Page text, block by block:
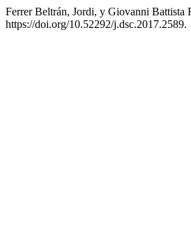
Ferrer Beltrán, Jordi, y Giovanni Battista
https://doi.org/10.52292/j.dsc.2017.2589.